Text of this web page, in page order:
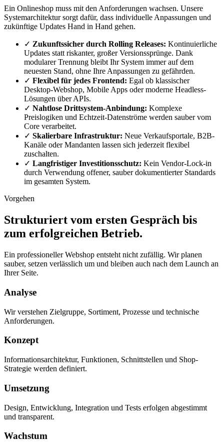
Ein Onlineshop muss mit den Anforderungen wachsen. Unsere
Systemarchitektur sorgt dafür, dass individuelle Anpassungen und
zukünftige Updates Hand in Hand gehen.
✓ Zukunftssicher durch Rolling Releases: Kontinuierliche
Updates statt riskanter, großer Versionssprünge. Dank
modularer Trennung bleibt Ihr System immer auf dem
neuesten Stand, ohne Ihre Anpassungen zu gefährden.
✓ Flexibel für jedes Frontend: Egal ob klassischer
Desktop-Webshop, Mobile Apps oder moderne Headless-
Lösungen über APIs.
✓ Nahtlose Drittsystem-Anbindung: Komplexe
Preislogiken und Echtzeit-Datenströme werden sauber vom
Core verarbeitet.
✓ Skalierbare Infrastruktur: Neue Verkaufsportale, B2B-
Kanäle oder Mandanten lassen sich jederzeit flexibel
zuschalten.
✓ Langfristiger Investitionsschutz: Kein Vendor-Lock-in
durch Verwendung offener, sauber dokumentierter Standards
im gesamten System.
Vorgehen
Strukturiert vom ersten Gespräch bis
zum erfolgreichen Betrieb.
Ein professioneller Webshop entsteht nicht zufällig. Wir planen
sauber, setzen verlässlich um und bleiben auch nach dem Launch an
Ihrer Seite.
Analyse
Wir verstehen Zielgruppe, Sortiment, Prozesse und technische
Anforderungen.
Konzept
Informationsarchitektur, Funktionen, Schnittstellen und Shop-
Strategie werden definiert.
Umsetzung
Design, Entwicklung, Integration und Tests erfolgen abgestimmt
und transparent.
Wachstum